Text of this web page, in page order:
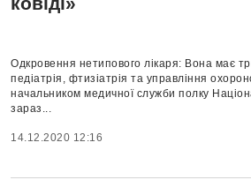
Одкровення нетипового лікаря: Вона має
педіатрія, фтизіатрія та управління
начальником медичної служби полку
зараз...
14.12.2020 12:16